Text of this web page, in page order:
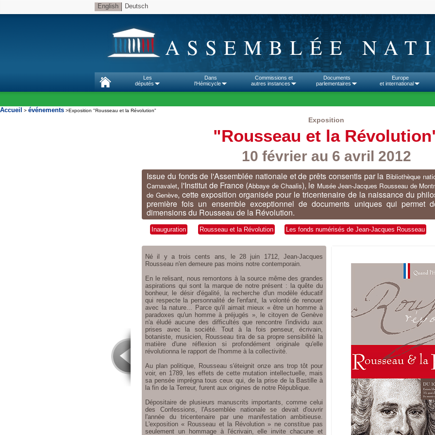
English Deutsch
ASSEMBLÉE
Les
députés
Dans
l'Hémicycle
Commissions et
autres instances
Documents
parlementaires
Europe
et international
Accueil > événements >Exposition "Rousseau et la Révolution"
Exposition
"Rousseau et la
10 février au 6 avril 2012
Issue du fonds de l'Assemblée nationale et de prêts consentis par la Bibliothèque
Carnavalet, l'Institut de France (Abbaye de Chaalis), le Musée Jean-Jacques Rousseau de
de Genève, cette exposition organisée pour le tricentenaire de la naissance du
première fois un ensemble exceptionnel de documents uniques qui permet
dimensions du Rousseau de la Révolution.
Inauguration Rousseau et la Révolution Les fonds numérisés de Jean-Jacques Rousseau
Né il y a trois cents ans, le 28 juin 1712, Jean-Jacques
Rousseau n'en demeure pas moins notre contemporain.
En le relisant, nous remontons à la source même des grandes
aspirations qui sont la marque de notre présent : la quête du
bonheur, le désir d'égalité, la recherche d'un modèle éducatif
qui respecte la personnalité de l'enfant, la volonté de renouer
avec la nature... Parce qu'il aimait mieux « être un homme à
paradoxes qu'un homme à préjugés », le citoyen de Genève
n'a éludé aucune des difficultés que rencontre l'individu aux
prises avec la société. Tout à la fois penseur, écrivain,
botaniste, musicien, Rousseau tira de sa propre sensibilité la
matière d'une réflexion si profondément originale qu'elle
révolutionna le rapport de l'homme à la collectivité.
Au plan politique, Rousseau s'éteignit onze ans trop tôt pour
voir, en 1789, les effets de cette mutation intellectuelle, mais
sa pensée imprégna tous ceux qui, de la prise de la Bastille à
la fin de la Terreur, furent aux origines de notre République.
Dépositaire de plusieurs manuscrits importants, comme celui
des Confessions, l'Assemblée nationale se devait d'ouvrir
l'année du tricentenaire par une manifestation ambitieuse.
L'exposition « Rousseau et la Révolution » ne constitue pas
seulement un hommage à l'écrivain, elle invite chacune et